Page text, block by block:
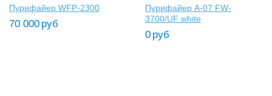
Пурифайер WFP-2300
70 000 руб
Пурифайер A-07 FW-
3700/UF white
0 руб